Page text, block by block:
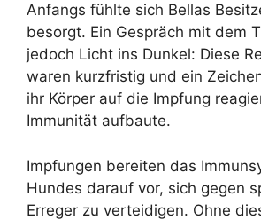
Anfangs fühlte sich Bellas
besorgt. Ein Gespräch mit dem
jedoch Licht ins Dunkel: Diese
waren kurzfristig und ein
ihr Körper auf die Impfung
Immunität aufbaute.
Impfungen bereiten das
Hundes darauf vor, sich gegen
Erreger zu verteidigen. Ohne